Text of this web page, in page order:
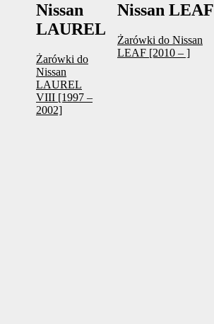
Nissan
LAUREL
Żarówki do
Nissan
LAUREL
VIII [1997 –
2002]
Nissan LEAF
Żarówki do Nissan
LEAF [2010 – ]